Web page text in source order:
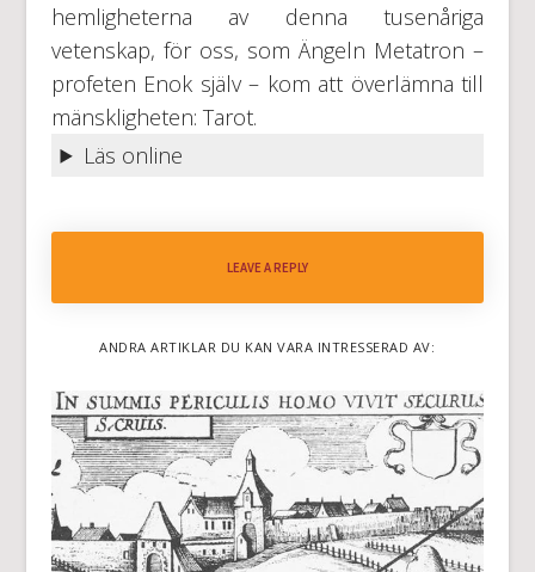
hemligheterna av denna tusenåriga
vetenskap, för oss, som Ängeln Metatron –
profeten Enok själv – kom att överlämna till
mänskligheten: Tarot.
Läs online
LEAVE A REPLY
ANDRA ARTIKLAR DU KAN VARA INTRESSERAD AV: